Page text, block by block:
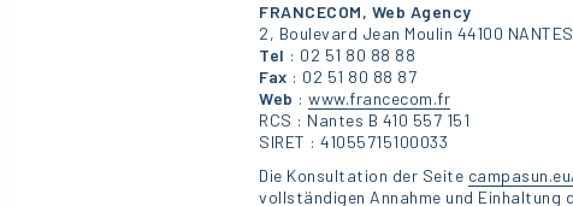
FRANCECOM, Web Agency
2, Boulevard Jean Moulin 44100 NANTES
Tel : 02 51 80 88 88
Fax : 02 51 80 88 87
Web :www.francecom.fr
RCS : Nantes B 410 557 151
SIRET : 41055715100033
Die Konsultation der Seite
vollständigen Annahme und Einhaltung